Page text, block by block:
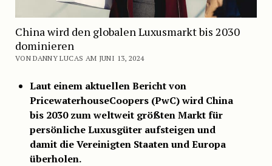
China wird den globalen Luxusmarkt bis 2030
dominieren
VON DANNY LUCAS AM JUNI 13, 2024
Laut einem aktuellen Bericht von
PricewaterhouseCoopers (PwC) wird China
bis 2030 zum weltweit größten Markt für
persönliche Luxusgüter aufsteigen und
damit die Vereinigten Staaten und Europa
überholen.